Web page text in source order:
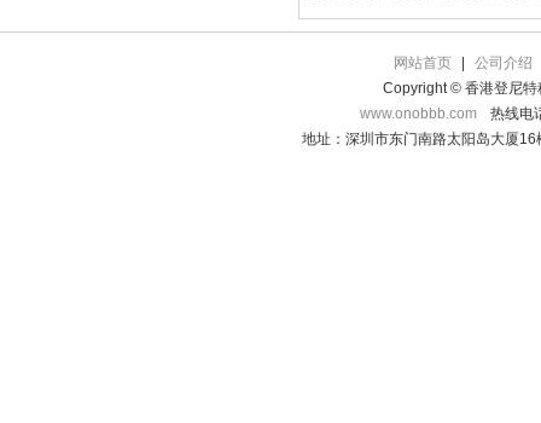
网站首页
公司介绍
Copyright © 香港登尼特
www.onobbb.com
热线电
地址：深圳市东门南路太阳岛大厦